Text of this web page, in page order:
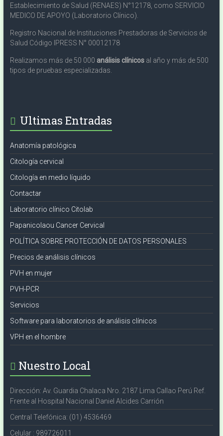
Establecimiento de Salud (RENAES) N°12178, como SERVICIO
MEDICO DE APOYO (Laboratorio Clínico).
Registro Nacional de Instituciones Prestadoras de Servicios de
Salud Código IPRESS N° 00012178
Realizamos más de 50 000 análisis clínicosal año y más de 500
tipos de pruebas especializadas.
Ultimas Entradas
Anatomía patológica
Citología cervical
Citología en medio líquido
Contactar
Laboratorio clínico Citolab
Papanicolaou Cancer Cervical
POLÍTICA SOBRE PROTECCIÓN DE DATOS PERSONALES
Precios de análisis clínicos
PVH en mujer
PVH-PCR
Servicios
Software para laboratorios de análisis clínicos
VPH en el hombre
Nuestro Local
Dirección: Av. Guardia Chalaca Nro. 2187 Lima Callao Perú Ref.
Frente al Hospital Nacional Daniel Alcides Carrión
Central Telefónica: (01) 4536469
Celular : 989726011